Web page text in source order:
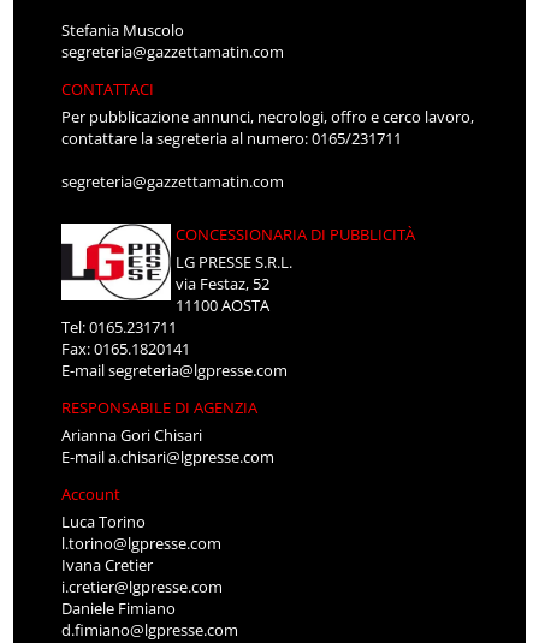
Stefania Muscolo
segreteria@gazzettamatin.com
CONTATTACI
Per pubblicazione annunci, necrologi, offro e cerco lavoro,
contattare la segreteria al numero: 0165/231711
segreteria@gazzettamatin.com
CONCESSIONARIA DI PUBBLICITÀ
LG PRESSE S.R.L.
via Festaz, 52
11100 AOSTA
Tel: 0165.231711
Fax: 0165.1820141
E-mailsegreteria@lgpresse.com
RESPONSABILE DI AGENZIA
Arianna Gori Chisari
E-maila.chisari@lgpresse.com
Account
Luca Torino
l.torino@lgpresse.com
Ivana Cretier
i.cretier@lgpresse.com
Daniele Fimiano
d.fimiano@lgpresse.com